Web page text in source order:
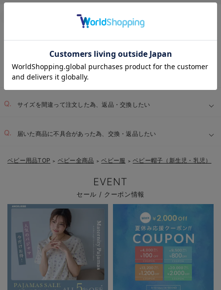
返品交換について
返品条件はありますか？
サイズを間違って注文した為、返品・交換したい
届いた商品に不具合があった為、交換・返品したい
お気に入り商品を確認する
ベビー用品TOP ＞ ベビー全商品 ＞ ベビー服 ＞ ベビー帽子（新生児・乳児）
EVENT
セール / クーポン情報